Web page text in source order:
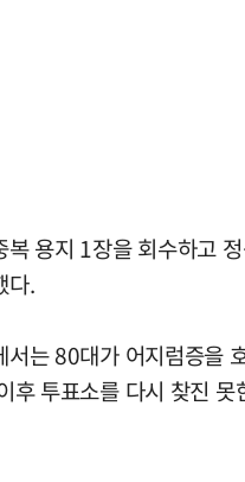
복 용지 1장을 회수하고
다.
서는 80대가 어지럼증을
후 투표소를 다시 찾진 못